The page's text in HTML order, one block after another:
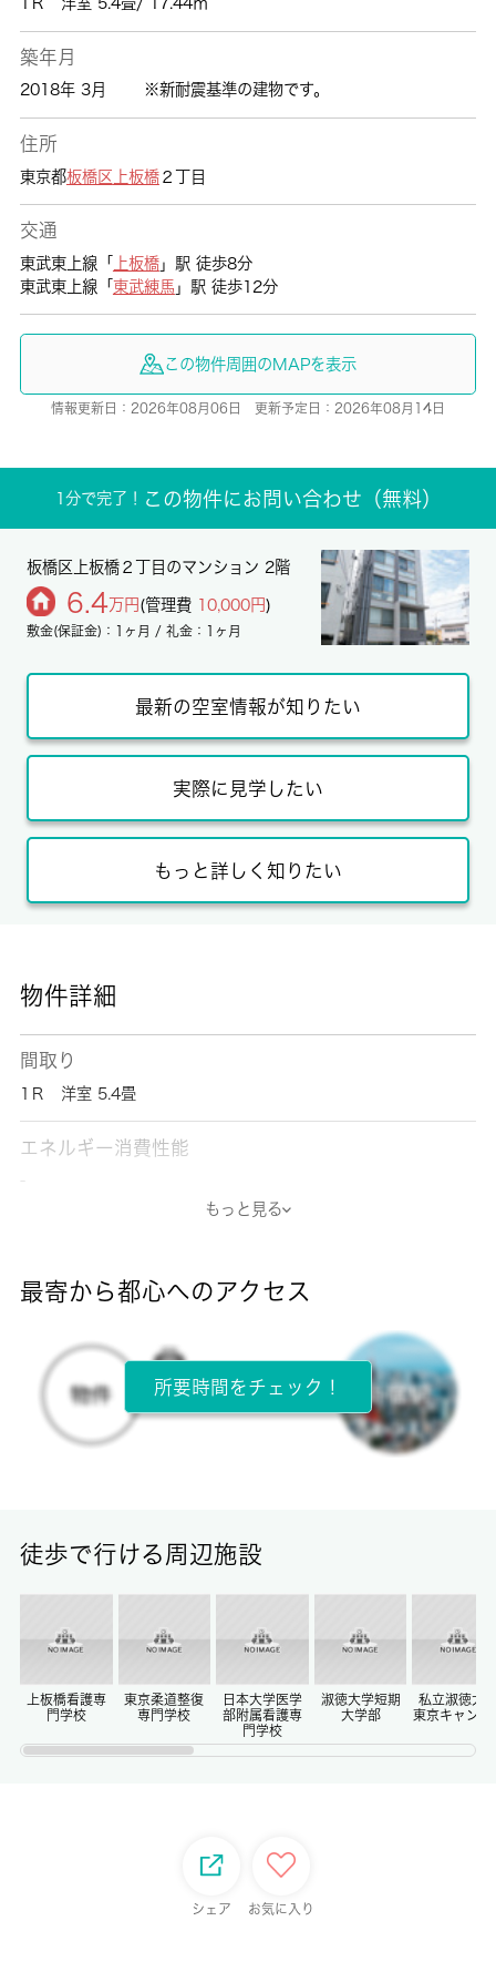
築年月
2018年 3月 ※新耐震基準の建物です。
住所
東京都板橋区 上板橋２丁目
交通
東武東上線「 上板橋」駅 徒歩8分
東武東上線「 東武練馬 」駅 徒歩12分
この物件周囲のMAPを表示
情報更新日：2026年08月06日 更新予定日：2026年08月14日
1分で完了！ この物件にお問い合わせ（無料）
板橋区上板橋２丁目のマンション 2階
6.4万円 (管理費 10,000円)
敷金(保証金)：1ヶ月 / 礼金：1ヶ月
最新の空室情報が知りたい
実際に見学したい
もっと詳しく知りたい
物件詳細
間取り
1Ｒ 洋室 5.4畳
エネルギー消費性能
-
所在階
2階 / 5階建
-/-
権利金/雑費
もっと見る
最寄から都心へのアクセス
所要時間をチェック！
徒歩で行ける周辺施設
上板橋看護専
門学校
東京柔道整復
専門学校
日本大学医学
部附属看護専
門学校
淑徳大学短期
大学部
私立淑徳大
東京キャンパ
シェア お気に入り